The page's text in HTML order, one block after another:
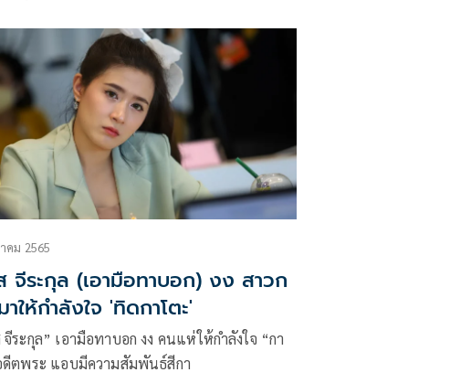
สริม เป็นพ่อค้าขายแผงลอตเตอรี่
คม 2565
จีระกุล (เอามือทาบอก) งง สาวก
ให้กำลังใจ 'ทิดกาโตะ'
จีระกุล” เอามือทาบอก งง คนแห่ให้กำลังใจ “กา
ดีตพระ แอบมีความสัมพันธ์สีกา